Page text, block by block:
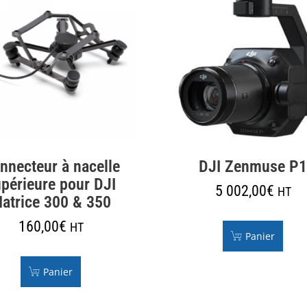
à nacelle
pour DJI
300 & 350
160,00€ HT
Panier
DJI Zenmuse P1
5 002,00€ HT
Panier